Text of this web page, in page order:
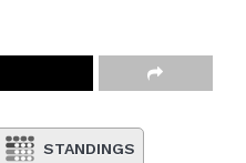
STANDINGS